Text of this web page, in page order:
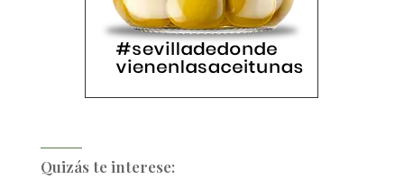
Quizás te interese: